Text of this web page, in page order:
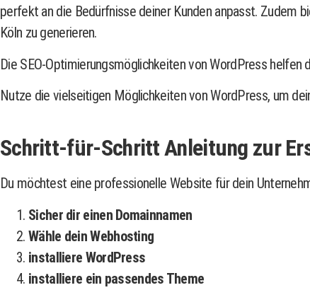
perfekt an die Bedürfnisse deiner Kunden anpasst. Zudem
Köln zu generieren.
Die SEO-Optimierungsmöglichkeiten von WordPress
Nutze die vielseitigen Möglichkeiten von WordPress, um
Schritt-für-Schritt Anleitung zur
Du möchtest eine professionelle Website für dein
Sicher dir einen Domainnamen
Wähle dein Webhosting
installiere WordPress
installiere ein passendes Theme